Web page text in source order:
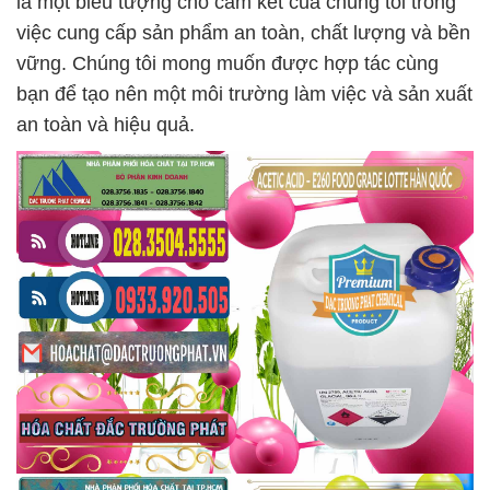
việc cung cấp sản phẩm an toàn, chất lượng và bền
vững. Chúng tôi mong muốn được hợp tác cùng
bạn để tạo nên một môi trường làm việc và sản xuất
an toàn và hiệu quả.